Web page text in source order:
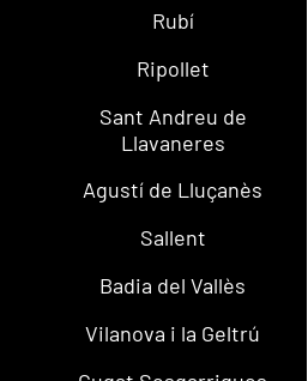
Rubí
Ripollet
Sant Andreu de
Llavaneres
Agustí de Lluçanès
Sallent
Badia del Vallès
Vilanova i la Geltrú